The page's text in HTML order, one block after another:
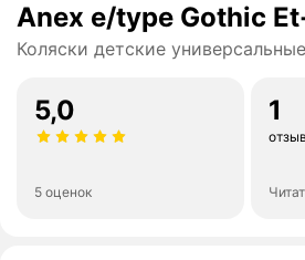
Anex e/type Gothic
Коляски детские универсальные
5,0
5 оценок
1
отзыв